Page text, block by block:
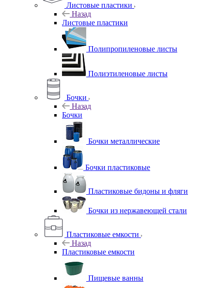
Листовые пластики
Назад
Листовые пластики
Полипропиленовые листы
Полиэтиленовые листы
Бочки
Назад
Бочки
Бочки металлические
Бочки пластиковые
Пластиковые бидоны и фляги
Бочки из нержавеющей стали
Пластиковые емкости
Назад
Пластиковые емкости
Пищевые ванны